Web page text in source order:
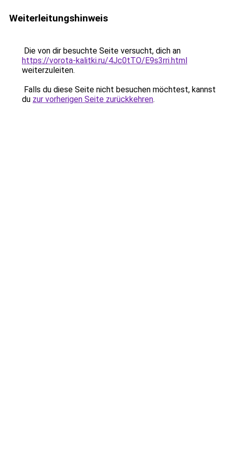
Weiterleitungshinweis
Die von dir besuchte Seite versucht, dich an
https://vorota-kalitki.ru/4Jc0tTO/E9s3rri.html
weiterzuleiten.
Falls du diese Seite nicht besuchen möchtest, kannst
du zur vorherigen Seite zurückkehren.